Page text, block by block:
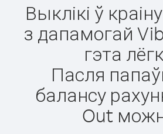
Выклікі ў
з дапамогай
гэта
Пасля
балансу
Out